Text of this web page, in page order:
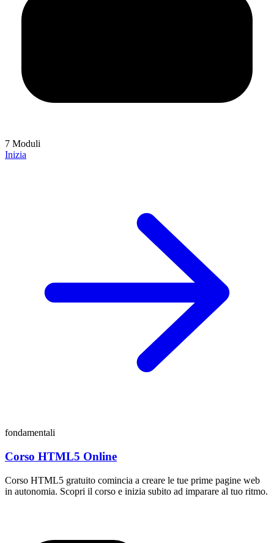
7 Moduli
Inizia
fondamentali
Corso HTML5 Online
Corso HTML5 gratuito comincia a creare le tue prime pagine web
in autonomia. Scopri il corso e inizia subito ad imparare al tuo ritmo.